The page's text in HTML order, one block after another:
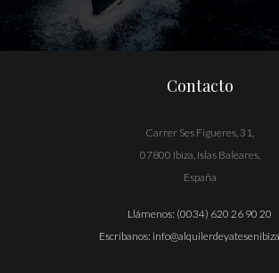
Contacto
Carrer Ses Figueres, 31,
07800 Ibiza, Islas Baleares,
España
Llámenos: (0034) 620 26 90 20
Escríbanos: